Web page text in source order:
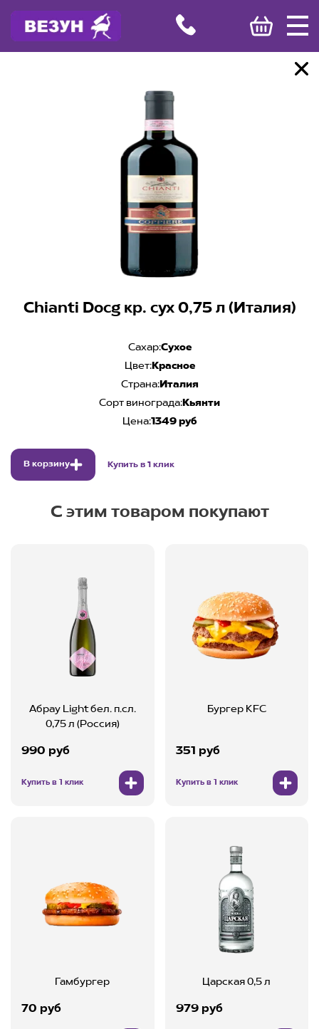
Chianti Docg кр. сух 0,75 л (Италия)
Сахар:Сухое
Цвет:Красное
Страна:Италия
Сорт винограда: Кьянти
Цена:1349 руб
В корзину Купить в 1 клик
С этим товаром покупают
Абрау Light бел. п.сл.
0,75 л (Россия)
990 руб
Купить в 1 клик
Бургер KFC
351 руб
Купить в 1 клик
Гамбургер
70 руб
Царская 0,5 л
979 руб